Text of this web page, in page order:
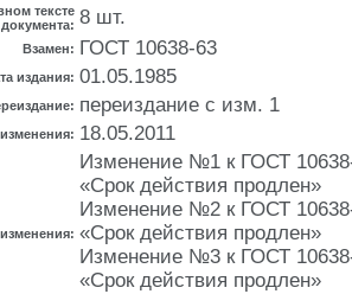
тексте
документа: 8 шт.
Взамен: ГОСТ 10638-63
издания: 01.05.1985
переиздание с изм. 1
18.05.2011
Изменение №1 к ГОСТ
«Срок действия продлен»
Изменение №2 к ГОСТ
«Срок действия продлен»
Изменение №3 к ГОСТ
«Срок действия продлен»